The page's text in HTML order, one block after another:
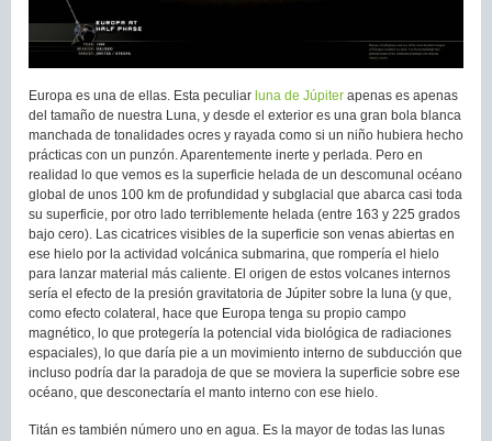
Europa es una de ellas. Esta peculiar luna de Júpiter apenas es apenas
del tamaño de nuestra Luna, y desde el exterior es una gran bola blanca
manchada de tonalidades ocres y rayada como si un niño hubiera hecho
prácticas con un punzón. Aparentemente inerte y perlada. Pero en
realidad lo que vemos es la superficie helada de un descomunal océano
global de unos 100 km de profundidad y subglacial que abarca casi toda
su superficie, por otro lado terriblemente helada (entre 163 y 225 grados
bajo cero). Las cicatrices visibles de la superficie son venas abiertas en
ese hielo por la actividad volcánica submarina, que rompería el hielo
para lanzar material más caliente. El origen de estos volcanes internos
sería el efecto de la presión gravitatoria de Júpiter sobre la luna (y que,
como efecto colateral, hace que Europa tenga su propio campo
magnético, lo que protegería la potencial vida biológica de radiaciones
espaciales), lo que daría pie a un movimiento interno de subducción que
incluso podría dar la paradoja de que se moviera la superficie sobre ese
océano, que desconectaría el manto interno con ese hielo.
Titán es también número uno en agua. Es la mayor de todas las lunas